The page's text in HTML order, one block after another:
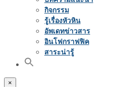
กิจกรรม
รู้เรื่องหัวหิน
อัพเดทข่าวสาร
อินโฟกราฟฟิค
สาระน่ารู้
×